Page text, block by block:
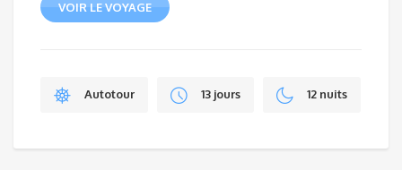
VOIR LE VOYAGE
Autotour 13 jours 12 nuits